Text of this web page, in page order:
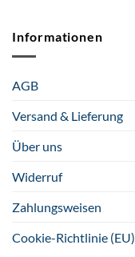
Informationen
AGB
Versand & Lieferung
Über uns
Widerruf
Zahlungsweisen
Cookie-Richtlinie (EU)